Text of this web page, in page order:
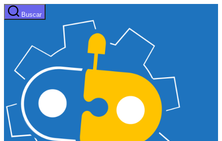
Saltar
al
Buscar